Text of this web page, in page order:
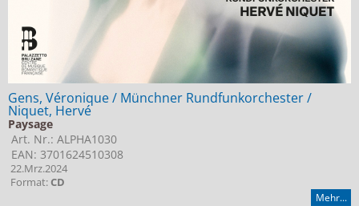
Gens, Véronique / Münchner Rundfunkorchester /
Niquet, Hervé
Paysage
Art. Nr.: ALPHA1030
EAN: 3701624510308
22.Mrz.2024
Format:CD
Mehr...